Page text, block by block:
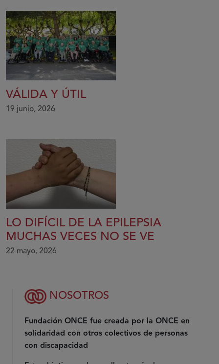
VÁLIDA Y ÚTIL
19 junio, 2026
LO DIFÍCIL DE LA EPILEPSIA
MUCHAS VECES NO SE VE
22 mayo, 2026
NOSOTROS
Fundación ONCE fue creada por la ONCE en
solidaridad con otros colectivos de personas
con discapacidad